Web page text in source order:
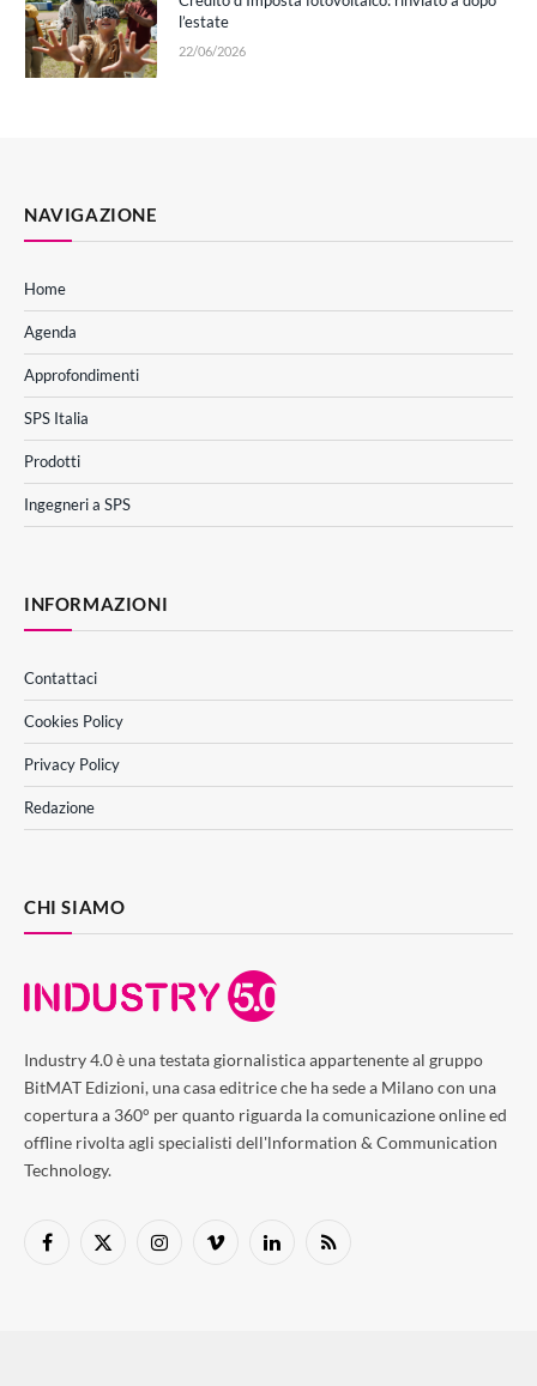
l’estate
22/06/2026
NAVIGAZIONE
Home
Agenda
Approfondimenti
SPS Italia
Prodotti
Ingegneri a SPS
INFORMAZIONI
Contattaci
Cookies Policy
Privacy Policy
Redazione
CHI SIAMO
Industry 4.0 è una testata giornalistica appartenente al gruppo
BitMAT Edizioni, una casa editrice che ha sede a Milano con una
copertura a 360° per quanto riguarda la comunicazione online ed
offline rivolta agli specialisti dell'lnformation & Communication
Technology.
Facebook
X
InstagramVimeo LinkedInRSS